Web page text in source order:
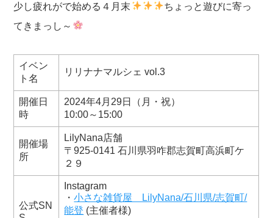
少し疲れがで始める４月末
ちょっと遊びに寄っ
てきまっし～
イベン
ト名
リリナナマルシェ vol.3
開催日
時
2024年4月29日（月・祝）
10:00～15:00
開催場
所
LilyNana店舗
〒925-0141 石川県羽咋郡志賀町高浜町ケ
２９
公式SN
Instagram
・小さな雑貨屋 LilyNana/石川県/志賀町/
能登 (主催者様)